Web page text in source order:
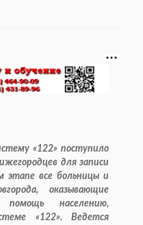
«122» поступило
для записи
этапе все больницы и
оказывающие
помощь населению,
«122». Ведется